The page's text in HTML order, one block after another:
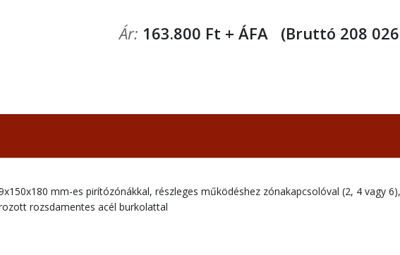
Ár: 163.800 Ft + ÁFA (Bruttó 208
mm-es pirítózónákkal, részleges működéshez zónakapcsolóval (2, 4 vagy
rozsdamentes acél burkolattal